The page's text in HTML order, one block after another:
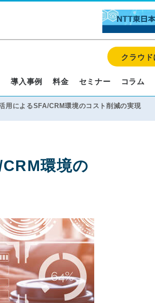
導入事例 料金 セミナー コラム
クラウ
用によるSFA/CRM環境のコスト削減の実現
環境の